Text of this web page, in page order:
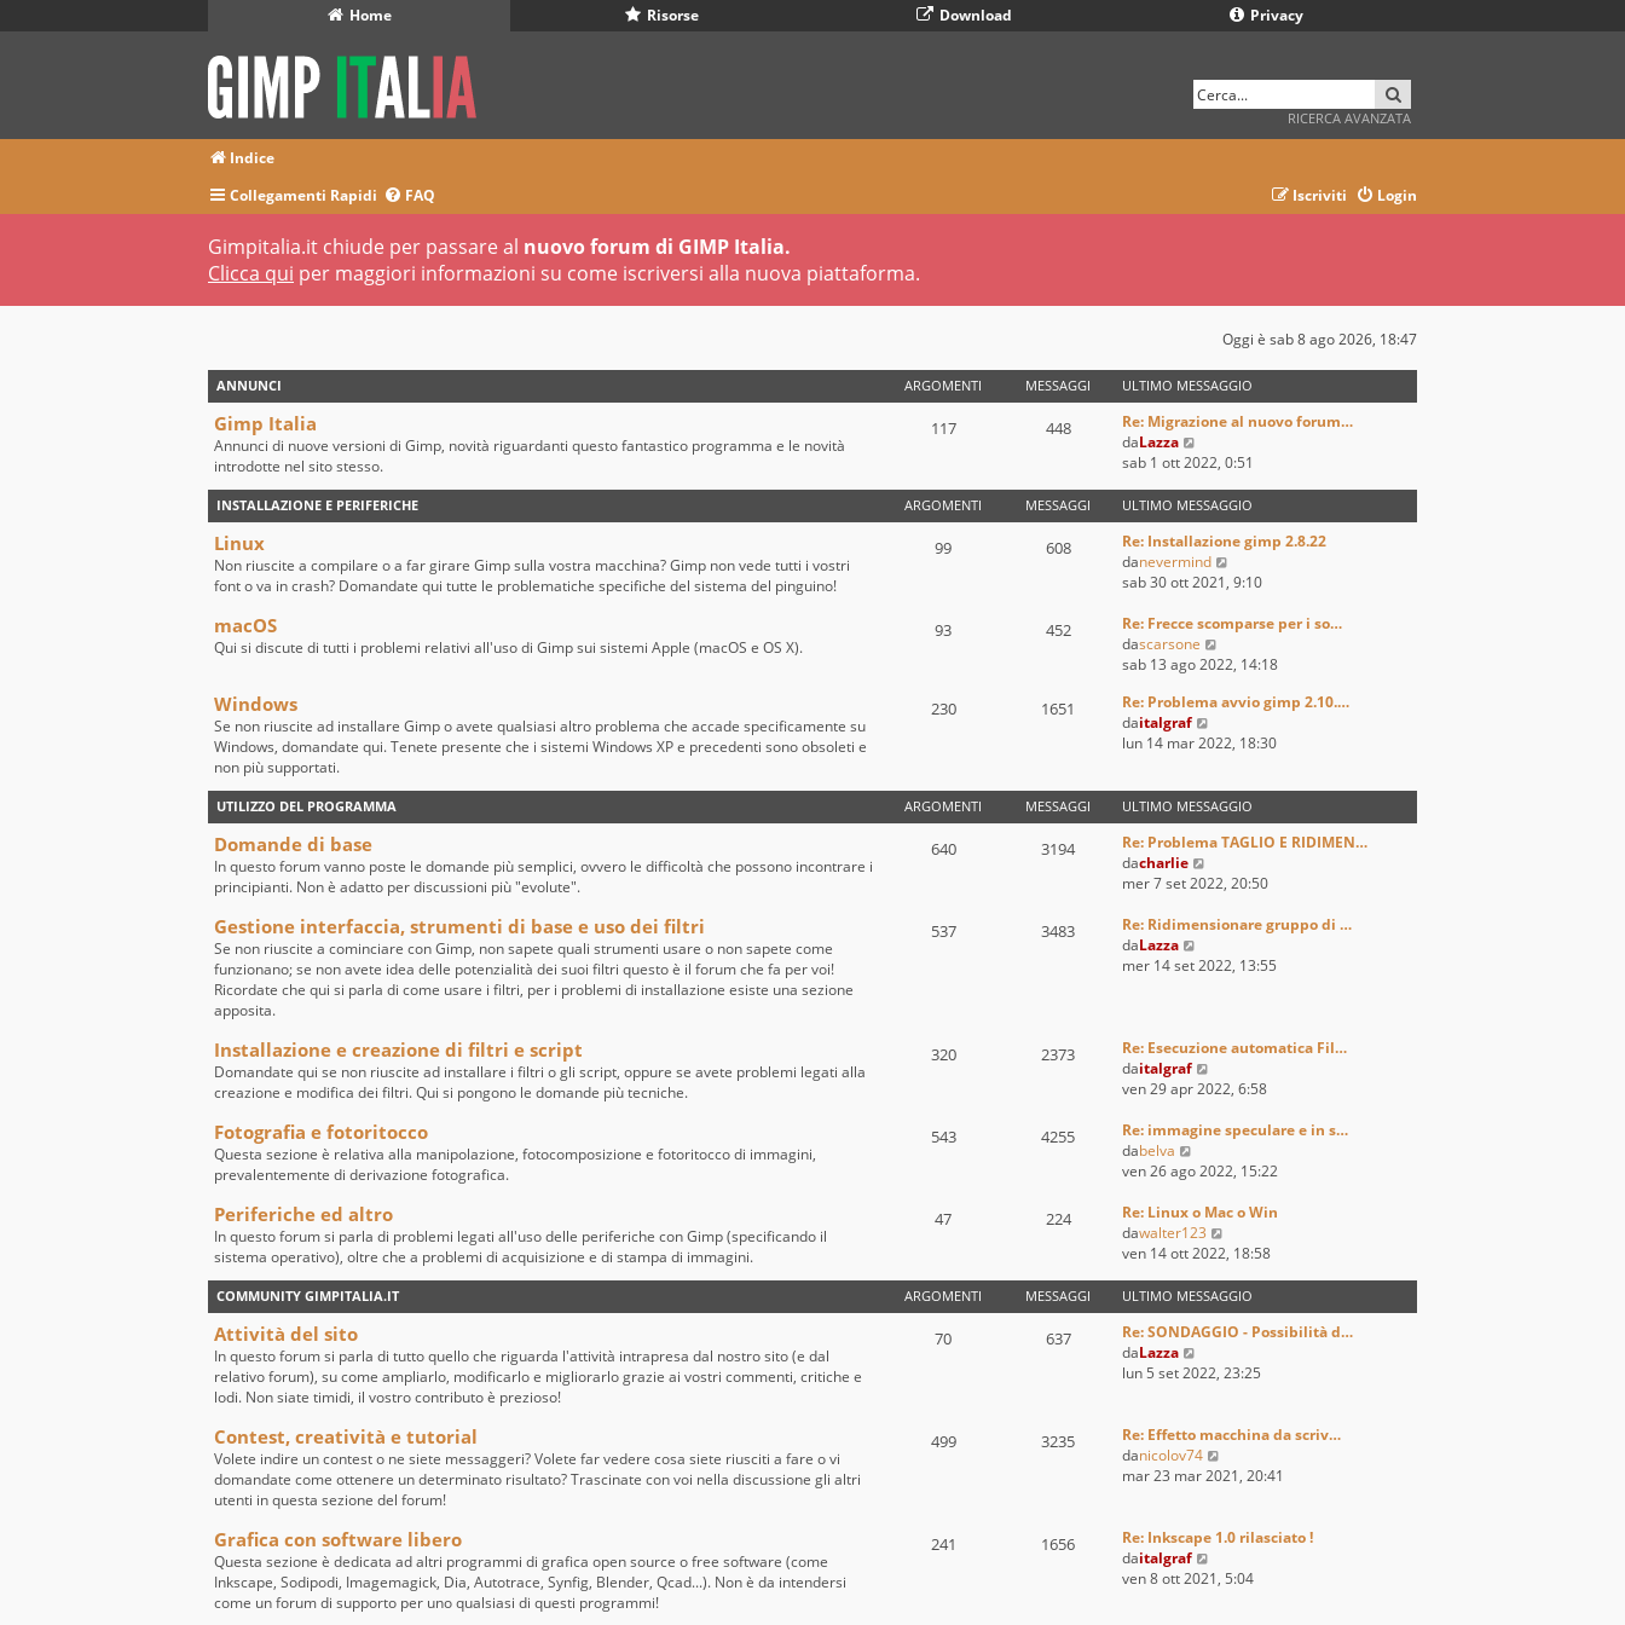
Home Risorse Download Privacy
RICERCA AVANZATA
Indice
Collegamenti Rapidi
FAQ Login
Iscriviti
Gimpitalia.it chiude per passare al nuovo forum di GIMP Italia.
Clicca qui per maggiori informazioni su come iscriversi alla nuova piattaforma.
Oggi è sab 8 ago 2026, 18:47
ANNUNCI ARGOMENTI MESSAGGI ULTIMO MESSAGGIO
Gimp Italia
Annunci di nuove versioni di Gimp, novità riguardanti questo fantastico programma e le novità
introdotte nel sito stesso.
117 448
Re: Migrazione al nuovo forum…
daLazza
e
i
u
l
t
i
o
m
e
s
a
g
i
o
sab 1 ott 2022, 0:51
INSTALLAZIONE E PERIFERICHE ARGOMENTI MESSAGGI ULTIMO MESSAGGIO
Linux
Non riuscite a compilare o a far girare Gimp sulla vostra macchina? Gimp non vede tutti i vostri
font o va in crash? Domandate qui tutte le problematiche specifiche del sistema del pinguino!
99 608
Re: Installazione gimp 2.8.22
danevermind
e
i
l
i
o
e
s
s
a
g
o
sab 30 ott 2021, 9:10
macOS
Qui si discute di tutti i problemi relativi all'uso di Gimp sui sistemi Apple (macOS e OS X).
93 452
Re: Frecce scomparse per i so…
dascarsone
e
i
l
i
m
o
m
s
a
g
sab 13 ago 2022, 14:18
Windows
Se non riuscite ad installare Gimp o avete qualsiasi altro problema che accade specificamente su
Windows, domandate qui. Tenete presente che i sistemi Windows XP e precedenti sono obsoleti e
non più supportati.
230 1651
Re: Problema avvio gimp 2.10.…
daitalgraf
e
u
l
t
m
m
s
g
o
lun 14 mar 2022, 18:30
UTILIZZO DEL PROGRAMMA ARGOMENTI MESSAGGI ULTIMO MESSAGGIO
Domande di base
In questo forum vanno poste le domande più semplici, ovvero le difficoltà che possono incontrare i
principianti. Non è adatto per discussioni più "evolute".
640 3194
Re: Problema TAGLIO E RIDIMEN…
dacharlie
e
i
l
o
m
e
s
g
i
o
mer 7 set 2022, 20:50
Gestione interfaccia, strumenti di base e uso dei filtri
Se non riuscite a cominciare con Gimp, non sapete quali strumenti usare o non sapete come
funzionano; se non avete idea delle potenzialità dei suoi filtri questo è il forum che fa per voi!
Ricordate che qui si parla di come usare i filtri, per i problemi di installazione esiste una sezione
apposita.
537 3483
Re: Ridimensionare gruppo di …
daLazza
e
l
t
i
o
e
s
a
g
i
o
mer 14 set 2022, 13:55
Installazione e creazione di filtri e script
Domandate qui se non riuscite ad installare i filtri o gli script, oppure se avete problemi legati alla
creazione e modifica dei filtri. Qui si pongono le domande più tecniche.
320 2373
Re: Esecuzione automatica Fil…
daitalgraf
e
i
l
i
m
o
e
s
s
g
o
ven 29 apr 2022, 6:58
Fotografia e fotoritocco
Questa sezione è relativa alla manipolazione, fotocomposizione e fotoritocco di immagini,
prevalentemente di derivazione fotografica.
543 4255
Re: immagine speculare e in s…
dabelva
e
i
u
l
i
m
o
m
e
a
g
g
ven 26 ago 2022, 15:22
Periferiche ed altro
In questo forum si parla di problemi legati all'uso delle periferiche con Gimp (specificando il
sistema operativo), oltre che a problemi di acquisizione e di stampa di immagini.
47 224
Re: Linux o Mac o Win
dawalter123
e
i
u
l
i
m
s
g
i
ven 14 ott 2022, 18:58
COMMUNITY GIMPITALIA.IT ARGOMENTI MESSAGGI ULTIMO MESSAGGIO
Attività del sito
In questo forum si parla di tutto quello che riguarda l'attività intrapresa dal nostro sito (e dal
relativo forum), su come ampliarlo, modificarlo e migliorarlo grazie ai vostri commenti, critiche e
lodi. Non siate timidi, il vostro contributo è prezioso!
70 637
Re: SONDAGGIO - Possibilità d…
daLazza
e
u
l
t
o
m
e
lun 5 set 2022, 23:25
Contest, creatività e tutorial
Volete indire un contest o ne siete messaggeri? Volete far vedere cosa siete riusciti a fare o vi
domandate come ottenere un determinato risultato? Trascinate con voi nella discussione gli altri
utenti in questa sezione del forum!
499 3235
Re: Effetto macchina da scriv…
danicolov74
e
u
mar 23 mar 2021, 20:41
Grafica con software libero
Questa sezione è dedicata ad altri programmi di grafica open source o free software (come
Inkscape, Sodipodi, Imagemagick, Dia, Autotrace, Synfig, Blender, Qcad...). Non è da intendersi
come un forum di supporto per uno qualsiasi di questi programmi!
241 1656
Re: Inkscape 1.0 rilasciato !
daitalgraf
e
ven 8 ott 2021, 5:04